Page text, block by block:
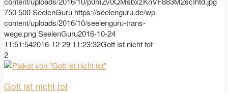
750500SeelenGuru https://seelenguru.de/wp-
content/uploads/2016/10/seelenguru-trans-
wege.pngSeelenGuru2016-10-24
11:51:542016-12-29 11:23:32Gott ist nicht tot
2
Gott ist nicht tot